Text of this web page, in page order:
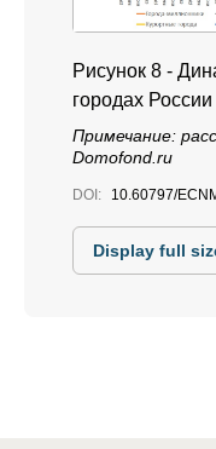
Рисунок 8 -
городах России
Примечание:
Domofond.ru
DOI: 10.60797/
Display full